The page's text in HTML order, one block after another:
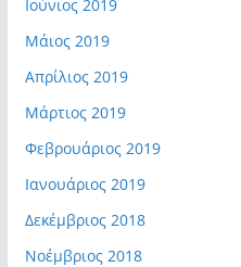
Ιούνιος 2019
Μάιος 2019
Απρίλιος 2019
Μάρτιος 2019
Φεβρουάριος 2019
Ιανουάριος 2019
Δεκέμβριος 2018
Νοέμβριος 2018